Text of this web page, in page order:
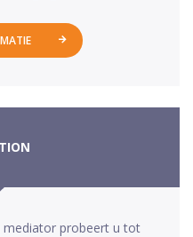
mediator probeert u tot